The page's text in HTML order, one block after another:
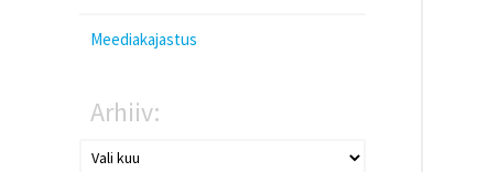
Meediakajastus
Arhiiv: